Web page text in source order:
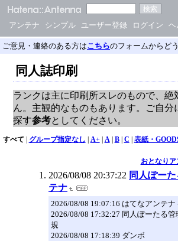
アンテナ シンプル ユーザー登録 ログイン ヘ
ご意見・連絡のある方はこちらのフォームからどう
同人誌印刷
ランクは主に印刷所スレのもので、絶
ん。主観的なものもあります。ご自分
探す参考としてください。
すべて グループ指定なし A+| A| B| C 表紙・
おとなりア
2026/08/08 20:37:22 同人ぽー
テナ
2026/08/08 19:07:16 はてなアンテナ
2026/08/08 17:32:27 同人ぽーたる
規
2026/08/08 17:18:39 ダンボ